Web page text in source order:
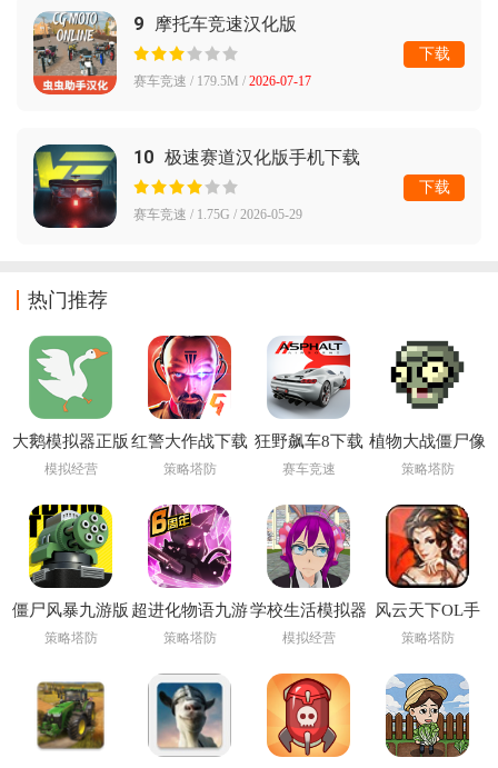
9 摩托车竞速汉化版
赛车竞速 / 179.5M / 2026-07-17
下载
10 极速赛道汉化版手机下载
赛车竞速 / 1.75G / 2026-05-29
下载
热门推荐
大鹅模拟器正版
免费下载手机版
模拟经营
红警大作战下载
最新版
策略塔防
狂野飙车8下载
最新版
赛车竞速
植物大战僵尸像
素版手机下载安
策略塔防
僵尸风暴九游版
策略塔防
超进化物语九游
版
策略塔防
学校生活模拟器
2下载中文版
模拟经营
风云天下OL手
游
策略塔防